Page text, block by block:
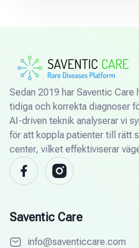
Sedan 2019 har Saventic
tidiga och korrekta diagnoser
AI-driven teknik analyserar vi
för att koppla patienter till rätt
center, vilket effektiviserar
Saventic Care
info@saventiccare.com